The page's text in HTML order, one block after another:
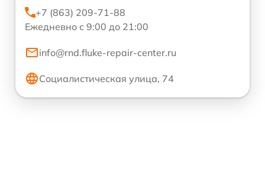
+7 (863) 209-71-88
Ежедневно с 9:00 до 21:00
info@rnd.fluke-repair-center.ru
Социалистическая улица, 74